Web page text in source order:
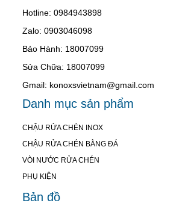
Hotline: 0984943898
Zalo: 0903046098
Bảo Hành: 18007099
Sửa Chữa: 18007099
Gmail: konoxsvietnam@gmail.com
Danh mục sản phẩm
CHẬU RỬA CHÉN INOX
CHẬU RỬA CHÉN BẰNG ĐÁ
VÒI NƯỚC RỬA CHÉN
PHỤ KIỆN
Bản đồ